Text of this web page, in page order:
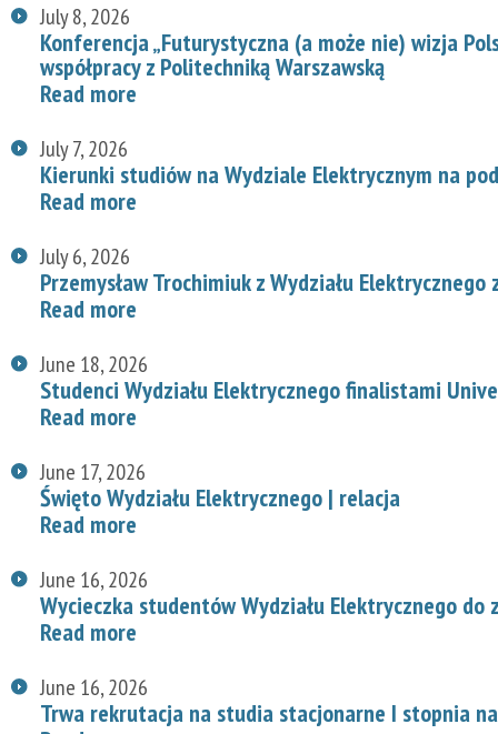
July 8, 2026
Konferencja „Futurystyczna (a może nie) wizja
współpracy z Politechniką Warszawską
Read more
July 7, 2026
Kierunki studiów na Wydziale Elektrycznym na
Read more
July 6, 2026
Przemysław Trochimiuk z Wydziału Elektrycznego
Read more
June 18, 2026
Studenci Wydziału Elektrycznego finalistami
Read more
June 17, 2026
Święto Wydziału Elektrycznego | relacja
Read more
June 16, 2026
Wycieczka studentów Wydziału Elektrycznego
Read more
June 16, 2026
Trwa rekrutacja na studia stacjonarne I stopnia